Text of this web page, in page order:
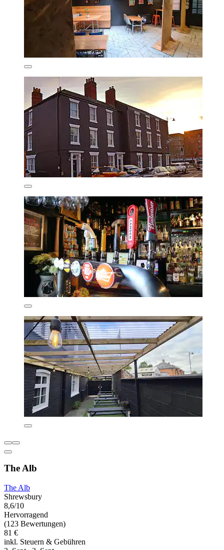
The Alb
The Alb
Shrewsbury
8,6/10
Hervorragend
(123 Bewertungen)
81 €
inkl. Steuern & Gebühren